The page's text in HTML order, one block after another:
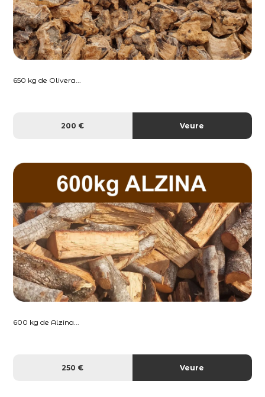
650 kg de Olivera...
200 € Veure
600 kg de Alzina...
250 € Veure